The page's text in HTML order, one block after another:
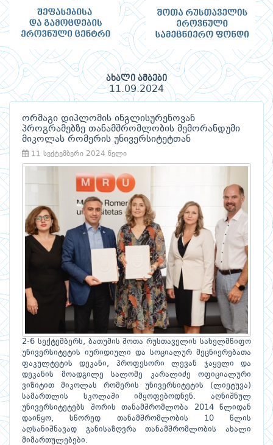
ახალი ამბები
11.09.2024
ორმაგი დიპლომის ინგლისურენოვან
პროგრამებზე თანამშრომლობის მემორანდუმი
მიკოლას რომერის უნივერსიტეტთან
11 სექტემბერი 2024 წელი
2-6 სექტემბერს, ბათუმის შოთა რუსთაველის სახელმწიფო
უნივერსიტეტის იურიდიული და სოციალურ მეცნიერებათა
ფაკულტეტის დეკანი, პროფესორი ლევან ჯაყელი და
დეკანის მოადგილე სალომე კარალიძე ოფიციალური
ვიზიტით მიკოლას რომერის უნივერსიტეტის (ლიეტუვა)
სამართლის სკოლაში იმყოფებოდნენ. აღნიშნულ
უნივერსიტეტებს შორის თანამშრომლობა 2014 წლიდან
დაიწყო, სწორედ თანამშრომლობის 10 წლის
აღსანიშნავად განისაზღვრა თანამშრომლობის ახალი
მიმართულებები.